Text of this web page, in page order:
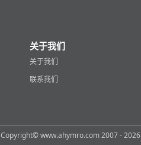
关于我们
关于我们
联系我们
Copyright© www.ahymro.com 2007 - 2026